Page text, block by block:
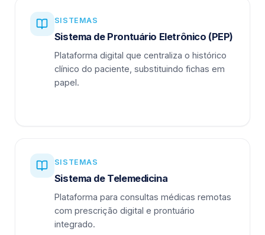
SISTEMAS
Sistema de Prontuário Eletrônico (PEP)
Plataforma digital que centraliza o histórico
clínico do paciente, substituindo fichas em
papel.
SISTEMAS
Sistema de Telemedicina
Plataforma para consultas médicas remotas
com prescrição digital e prontuário
integrado.